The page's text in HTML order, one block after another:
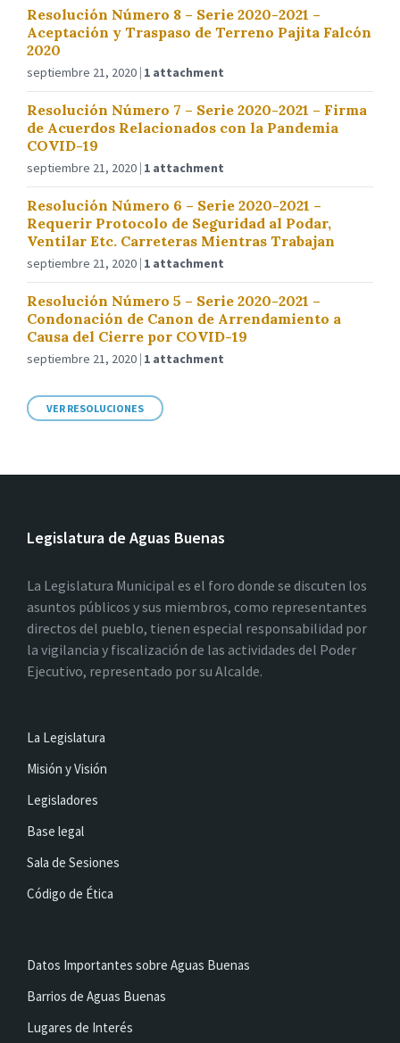
Resolución Número 8 – Serie 2020-2021 –
Aceptación y Traspaso de Terreno Pajita Falcón
2020
septiembre 21, 2020 1 attachment
Resolución Número 7 – Serie 2020-2021 – Firma
de Acuerdos Relacionados con la Pandemia
COVID-19
septiembre 21, 2020 1 attachment
Resolución Número 6 – Serie 2020-2021 –
Requerir Protocolo de Seguridad al Podar,
Ventilar Etc. Carreteras Mientras Trabajan
septiembre 21, 2020 1 attachment
Resolución Número 5 – Serie 2020-2021 –
Condonación de Canon de Arrendamiento a
Causa del Cierre por COVID-19
septiembre 21, 2020 1 attachment
VER RESOLUCIONES
Legislatura de Aguas Buenas
La Legislatura Municipal es el foro donde se discuten los
asuntos públicos y sus miembros, como representantes
directos del pueblo, tienen especial responsabilidad por
la vigilancia y fiscalización de las actividades del Poder
Ejecutivo, representado por su Alcalde.
La Legislatura
Misión y Visión
Legisladores
Base legal
Sala de Sesiones
Código de Ética
Datos Importantes sobre Aguas Buenas
Barrios de Aguas Buenas
Lugares de Interés